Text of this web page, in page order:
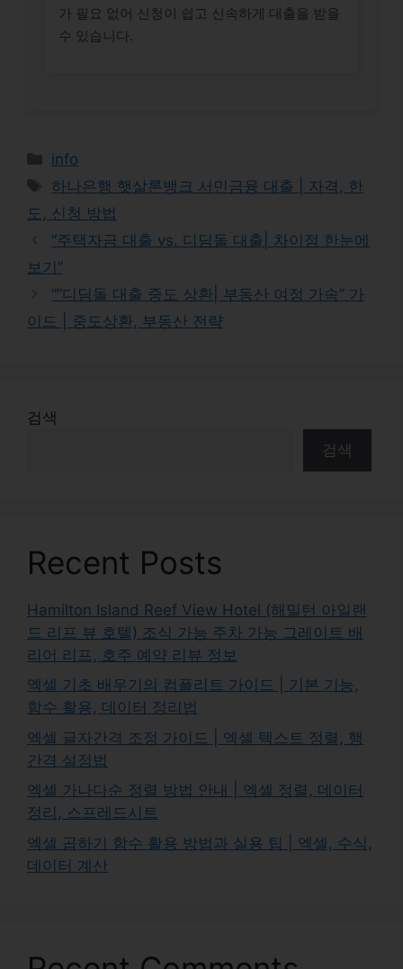
가 필요 없어 신청이 쉽고 신속하게 대출을 받을
수 있습니다.
Categories
info
Tags
하나은행 햇살론뱅크 서민금융 대출 | 자격, 한
도, 신청 방법
“주택자금 대출 vs. 디딤돌 대출| 차이점 한눈에
보기”
“”디딤돌 대출 중도 상환| 부동산 여정 가속” 가
이드 | 중도상환, 부동산 전략
검색
검색
Recent Posts
Hamilton Island Reef View Hotel (해밀턴 아일랜
드 리프 뷰 호텔) 조식 가능 주차 가능 그레이트 배
리어 리프, 호주 예약 리뷰 정보
엑셀 기초 배우기의 컴플리트 가이드 | 기본 기능,
함수 활용, 데이터 정리법
엑셀 글자간격 조정 가이드 | 엑셀 텍스트 정렬, 행
간격 설정법
엑셀 가나다순 정렬 방법 안내 | 엑셀 정렬, 데이터
정리, 스프레드시트
엑셀 곱하기 함수 활용 방법과 실용 팁 | 엑셀, 수식,
데이터 계산